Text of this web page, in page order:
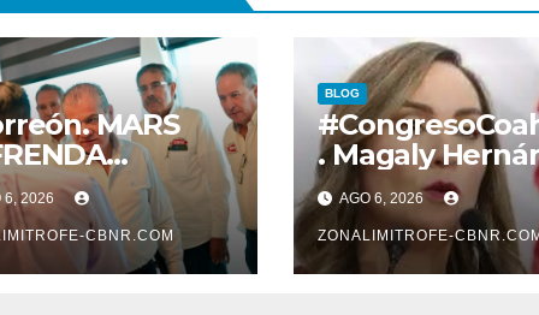
MARS
CON
Y
EN
DEL
6, 2026
CBNR.COM
BLOG
. Magaly
pide
LEY QUE TIENE
VER CON LA
PROTECCION
AGO 6, 2026
ZONALIMITROFE-CBNR.COM